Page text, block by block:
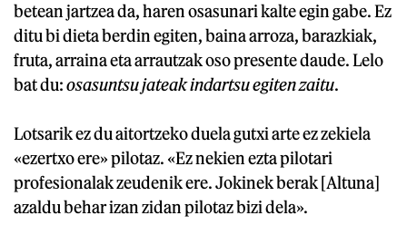
betean jartzea da, haren osasunari kalte egin gabe. Ez
ditu bi dieta berdin egiten, baina arroza, barazkiak,
fruta, arraina eta arrautzak oso presente daude. Lelo
bat du:osasuntsu jateak indartsu egiten zaitu.
Lotsarik ez du aitortzeko duela gutxi arte ez zekiela
«ezertxo ere» pilotaz. «Ez nekien ezta pilotari
profesionalak zeudenik ere. Jokinek berak [Altuna]
azaldu behar izan zidan pilotaz bizi dela».